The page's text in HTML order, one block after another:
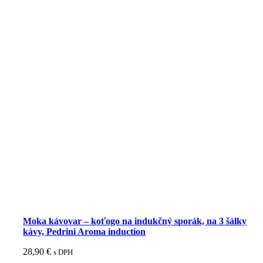
Moka kávovar – koťogo na indukčný sporák, na 3 šálky
kávy, Pedrini Aroma induction
28,90€ s DPH